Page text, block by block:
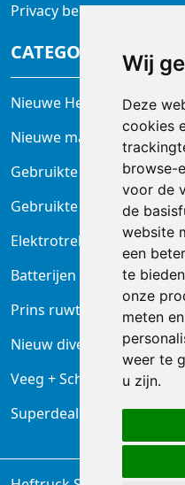
Wij
Deze
cookies
browse-
voor de
de
website
een
te bieden
onze
meten
weer te
u zijn.
Privacy beleid
CATEGORIEËN
Nieuwe Heftrucks
Nieuwe magazijntrucks
Gebruikte heftrucks
Gebruikte
Elektrotrekkers
Batterijen en laders
Prins ruwterrein heftruck
Nieuw diversen
Veeg + Schrobmachine
Superdeals